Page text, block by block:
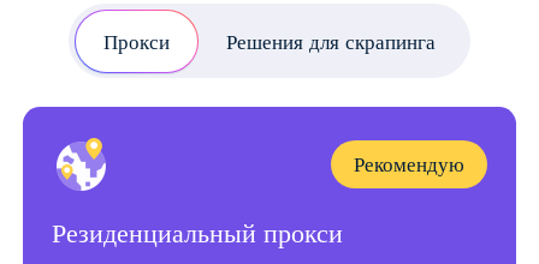
Прокси Решения для скрапинга
Рекомендую
Резиденциальный прокси